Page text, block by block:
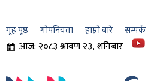
गृह पृष्ठ गोपनियता हाम्रो बारे सम्पर्क
आज: २०८३ श्रावण २३, शनिबार